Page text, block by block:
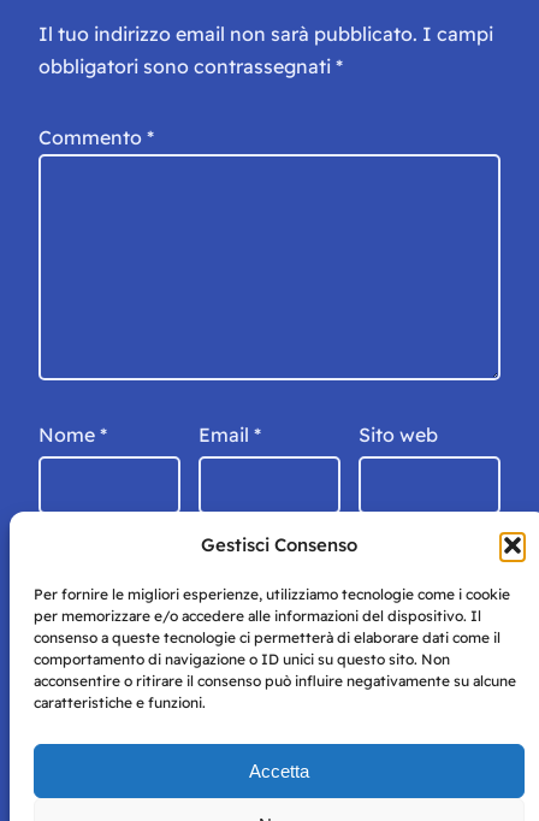
Gestisci Consenso
Per fornire le migliori esperienze, utilizziamo tecnologie come i cookie
per memorizzare e/o accedere alle informazioni del dispositivo. Il
consenso a queste tecnologie ci permetterà di elaborare dati come il
comportamento di navigazione o ID unici su questo sito. Non
acconsentire o ritirare il consenso può influire negativamente su alcune
caratteristiche e funzioni.
Accetta
Il tuo indirizzo email non sarà pubblicato. I campi
obbligatori sono contrassegnati *
Commento *
Nome * Email * Sito web
Storie di Napoli è una testata registrata presso il tribunale di